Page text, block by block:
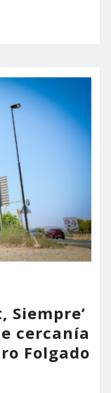
Siempre’
cercanía
Folgado